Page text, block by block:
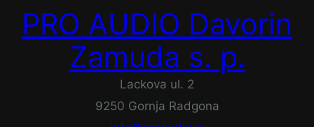
PRO AUDIO Davorin
Zamuda s. p.
Lackova ul. 2
9250 Gornja Radgona